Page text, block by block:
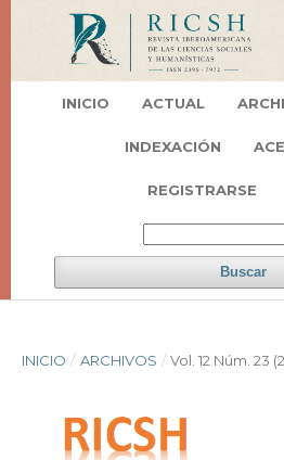
INICIO ACTUAL
INDEXACIÓN
REGISTRARSE
Buscar
INICIO / ARCHIVOS / Vol. 12 Núm. 23